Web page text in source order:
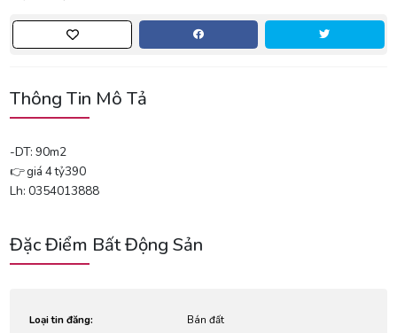
Thông Tin Mô Tả
-DT: 90m2
👉 giá 4 tỷ390
Lh: 0354013888
Đặc Điểm Bất Động Sản
Loại tin đăng: Bán đất